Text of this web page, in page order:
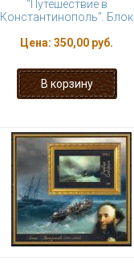
"Путешествие в
Константинополь". Блок
Цена: 350,00 руб.